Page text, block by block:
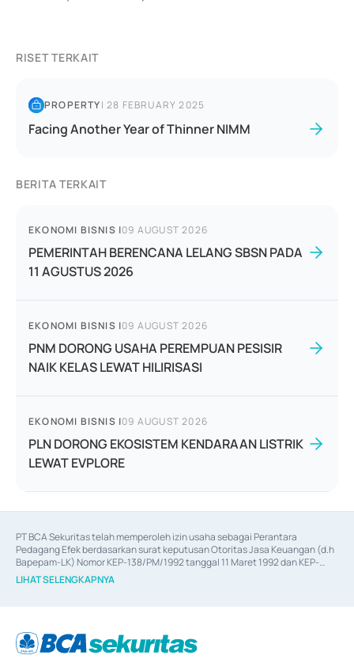
RISET TERKAIT
PROPERTY|28 FEBRUARY 2025
Facing Another Year of Thinner NIMM
BERITA TERKAIT
EKONOMI BISNIS |09 AUGUST 2026
PEMERINTAH BERENCANA LELANG SBSN PADA
11 AGUSTUS 2026
EKONOMI BISNIS |09 AUGUST 2026
PNM DORONG USAHA PEREMPUAN PESISIR
NAIK KELAS LEWAT HILIRISASI
EKONOMI BISNIS |09 AUGUST 2026
PLN DORONG EKOSISTEM KENDARAAN LISTRIK
LEWAT EVPLORE
PT BCA Sekuritas telah memperoleh izin usaha sebagai Perantara
Pedagang Efek berdasarkan surat keputusan Otoritas Jasa Keuangan (d.h
Bapepam-LK) Nomor KEP-138/PM/1992 tanggal 11 Maret 1992 dan KEP-
06/D.04/2014 tanggal 28 Februari 2014, izin usaha sebagai Penjamin Emisi
Efek berdasarkan surat keputusan Otoritas Jasa Keuangan Nomor KEP-
berdasarkan surat keputusan Otoritas Jasa Keuangan Nomor S-
67/PM.21/2017 tanggal 3 Februari 2017, dan beberapa izin usaha lainnya
LIHAT SELENGKAPNYA